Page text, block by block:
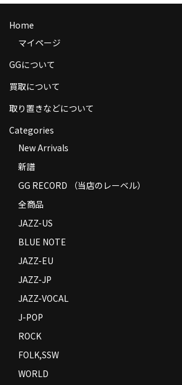
送料
商品の発送
返品
コンディション
Privacy Policy
特定商取引法に基づく表示
Contact
Home
マイページ
GGについて
買取について
取り置きなどについて
Categories
New Arrivals
新譜
GG RECORD （当店のレーベル）
全商品
JAZZ-US
BLUE NOTE
JAZZ-EU
JAZZ-JP
JAZZ-VOCAL
J-POP
ROCK
FOLK,SSW
WORLD